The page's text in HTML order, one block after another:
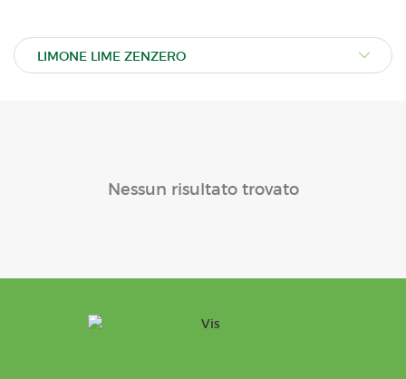
Nessun risultato trovato